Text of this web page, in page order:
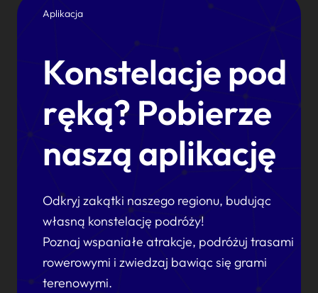
Aplikacja
Konstelacje pod
ręką? Pobierze
naszą aplikację
Odkryj zakątki naszego regionu, budując
własną konstelację podróży!
Poznaj wspaniałe atrakcje, podróżuj trasami
rowerowymi i zwiedzaj bawiąc się grami
terenowymi.